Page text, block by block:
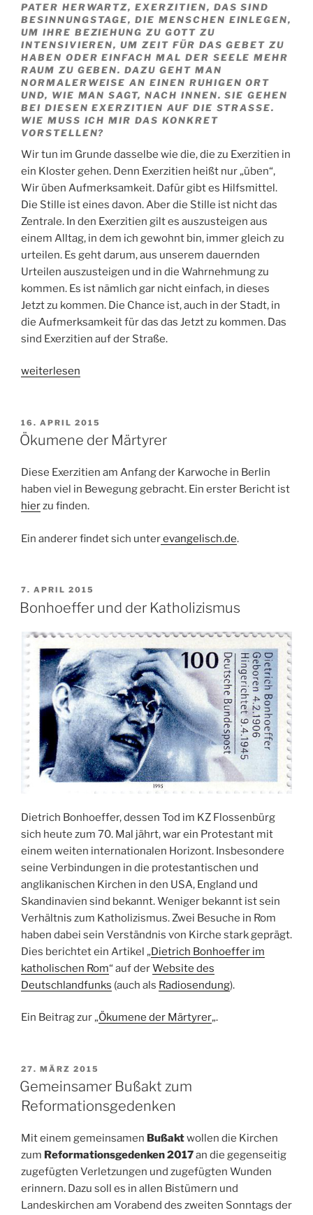
PATER HERWARTZ, EXERZITIEN, DAS SIND
BESINNUNGSTAGE, DIE MENSCHEN EINLEGEN,
UM IHRE BEZIEHUNG ZU GOTT ZU
INTENSIVIEREN, UM ZEIT FÜR DAS GEBET ZU
HABEN ODER EINFACH MAL DER SEELE MEHR
RAUM ZU GEBEN. DAZU GEHT MAN
NORMALERWEISE AN EINEN RUHIGEN ORT
UND, WIE MAN SAGT, NACH INNEN. SIE GEHEN
BEI DIESEN EXERZITIEN AUF DIE STRASSE. W
IE MUSS ICH MIR DAS KONKRET V
ORSTELLEN?
Wir tun im Grunde dasselbe wie die, die zu Exerzitien in
ein Kloster gehen. Denn Exerzitien heißt nur „üben“,
Wir üben Aufmerksamkeit. Dafür gibt es Hilfsmittel.
Die Stille ist eines davon. Aber die Stille ist nicht das
Zentrale. In den Exerzitien gilt es auszusteigen aus
einem Alltag, in dem ich gewohnt bin, immer gleich zu
urteilen. Es geht darum, aus unserem dauernden
Urteilen auszusteigen und in die Wahrnehmung zu
kommen. Es ist nämlich gar nicht einfach, in dieses
Jetzt zu kommen. Die Chance ist, auch in der Stadt, in
die Aufmerksamkeit für das das Jetzt zu kommen. Das
sind Exerzitien auf der Straße.
„Klaus
Gespräch
mit
Herwartz“
weiterlesen
VERÖFFENTLICHT
AM
16. APRIL 2015
Ökumene der Märtyrer
Diese Exerzitien am Anfang der Karwoche in Berlin
haben viel in Bewegung gebracht. Ein erster Bericht ist
hierzu finden.
Ein anderer findet sich unterevangelisch.de.
VERÖFFENTLICHT
AM
7. APRIL 2015
Bonhoeffer und der Katholizismus
Dietrich Bonhoeffer, dessen Tod im KZ Flossenbürg
sich heute zum 70. Mal jährt, war ein Protestant mit
einem weiten internationalen Horizont. Insbesondere
seine Verbindungen in die protestantischen und
anglikanischen Kirchen in den USA, England und
Skandinavien sind bekannt. Weniger bekannt ist sein
Verhältnis zum Katholizismus. Zwei Besuche in Rom
haben dabei sein Verständnis von Kirche stark geprägt.
Dies berichtet ein Artikel „Dietrich Bonhoeffer im
katholischen Rom“ auf derWebsite des
Deutschlandfunks (auch als Radiosendung).
Ein Beitrag zur „Ökumene der Märtyrer„.
VERÖFFENTLICHT
AM
27. MÄRZ 2015
Gemeinsamer Bußakt zum
Reformationsgedenken
Mit einem gemeinsamen Bußaktwollen die Kirchen
zum Reformationsgedenken 2017an die gegenseitig
zugefügten Verletzungen und zugefügten Wunden
erinnern. Dazu soll es in allen Bistümern und
Landeskirchen am Vorabend des zweiten Sonntags der